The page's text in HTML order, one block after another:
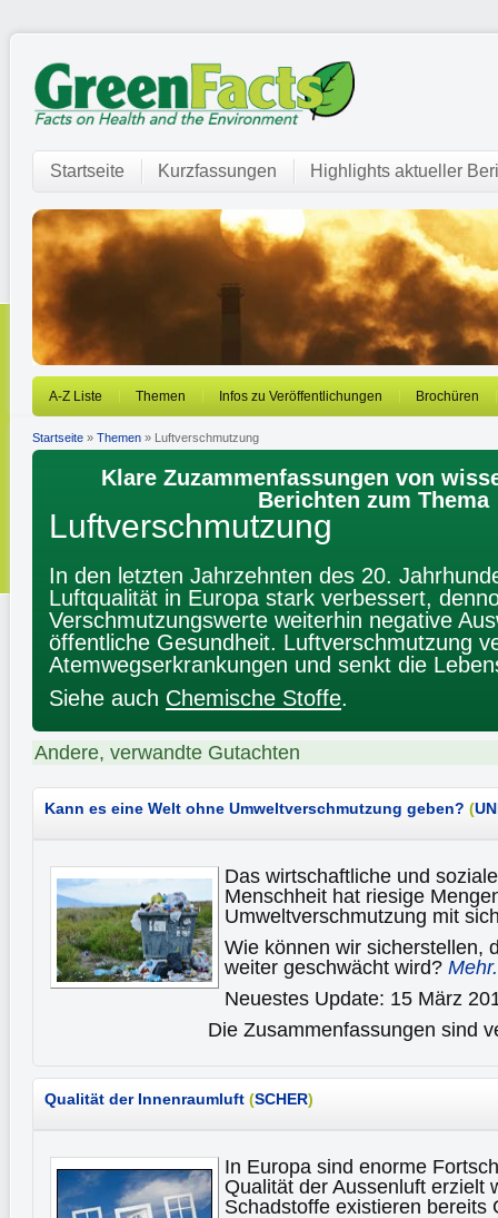
Startseite Kurzfassungen Highlights aktueller
A-Z Liste Themen Infos zu Veröffentlichungen Brochüren
Startseite » Themen » Luftverschmutzung
Klare Zuzammenfassungen von
Berichten zum Thema
Luftverschmutzung
In den letzten Jahrzehnten des 20.
Luftqualität in Europa stark verbessert,
Verschmutzungswerte weiterhin negative
öffentliche Gesundheit. Luftverschmutzung
Atemwegserkrankungen und senkt die
Siehe auch Chemische Stoffe.
Andere, verwandte Gutachten
Kann es eine Welt ohne Umweltverschmutzung geben? (
Das wirtschaftliche und
Menschheit hat riesige
Umweltverschmutzung mit
Wie können wir sicherstellen,
weiter geschwächt wird?
Neuestes Update: 15 März
Die Zusammenfassungen sind
Qualität der Innenraumluft (SCHER)
In Europa sind enorme
Qualität der Aussenluft erzielt
Schadstoffe existieren bereits